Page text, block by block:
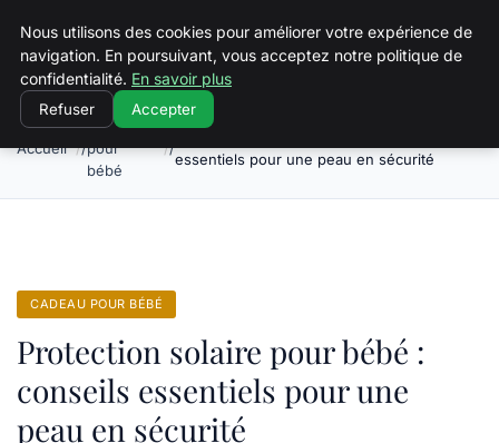
Squeakyswing.com
Accueil
Cadeau
pour
bébé
essentiels pour une peau en sécurité
CADEAU POUR BÉBÉ
Protection solaire pour bébé :
conseils essentiels pour une
peau en sécurité
Nous utilisons des cookies pour améliorer votre expérience de
navigation. En poursuivant, vous acceptez notre politique de
confidentialité. En savoir plus
Refuser Accepter